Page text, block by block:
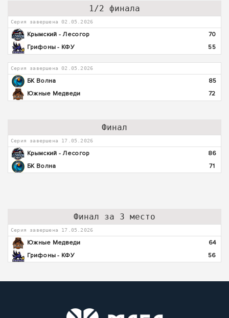
1/2 финала
Серия завершена 02.05.2026
Крымский - Лесогор
70
Грифоны - КФУ
55
Серия завершена 02.05.2026
БК Волна
85
Южные Медведи
72
Финал
Серия завершена 17.05.2026
Крымский - Лесогор
86
БК Волна
71
Финал за 3 место
Серия завершена 17.05.2026
Южные Медведи
64
Грифоны - КФУ
56